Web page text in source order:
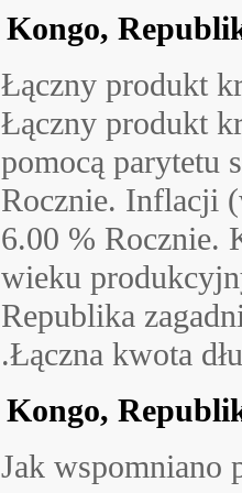
Kongo,
Łączny produkt
Łączny produkt
pomocą parytetu
Rocznie. Inflacji
6.00 % Rocznie.
wieku
Republika
.Łączna kwota
Kongo,
Jak wspomniano